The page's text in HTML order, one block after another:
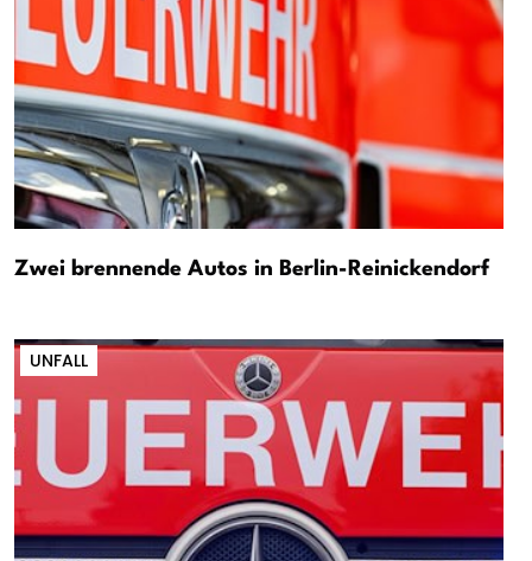
Zwei brennende Autos in Berlin-Reinickendorf
UNFALL